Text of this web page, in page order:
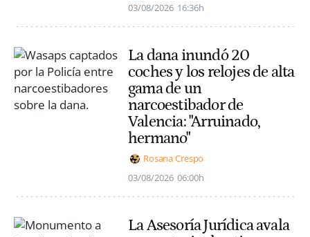
03/08/2026 16:36h
La dana inundó 20
coches y los relojes de alta
gama de un
narcoestibador de
Valencia: "Arruinado,
hermano"
Rosana Crespo
03/08/2026 06:00h
La Asesoría Jurídica avala